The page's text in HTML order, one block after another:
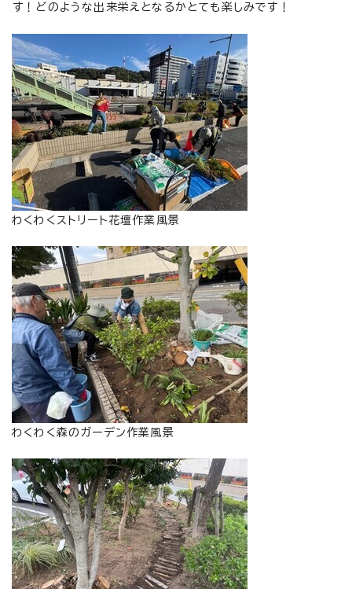
す！どのような出来栄えとなるかとても楽しみです！
わくわくストリート花壇作業風景
わくわく森のガーデン作業風景